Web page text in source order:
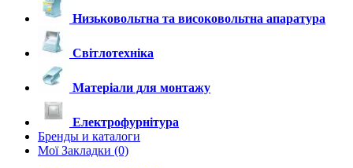
Низьковольтна та високовольтна апаратура
Світлотехніка
Матеріали для монтажу
Електрофурнітура
Бренды и каталоги
Мої Закладки (0)